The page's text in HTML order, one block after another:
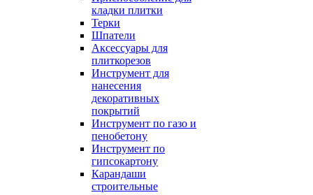
кладки плитки
Терки
Шпатели
Аксессуары для
плиткорезов
Инструмент для
нанесения
декоративных
покрытий
Инструмент по газо и
пенобетону
Инструмент по
гипсокартону
Карандаши
строительные